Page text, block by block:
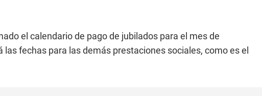
el calendario de pago de jubilados para el mes de
las fechas para las demás prestaciones sociales, como es el